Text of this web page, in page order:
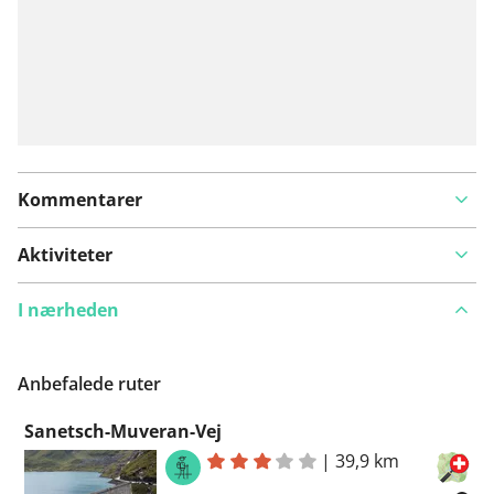
Kommentarer
Aktiviteter
I nærheden
Anbefalede ruter
Sanetsch-Muveran-Vej
|39,9 km